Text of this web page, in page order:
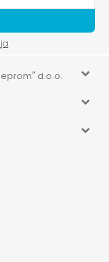
d.o.o.
ISTOČNO